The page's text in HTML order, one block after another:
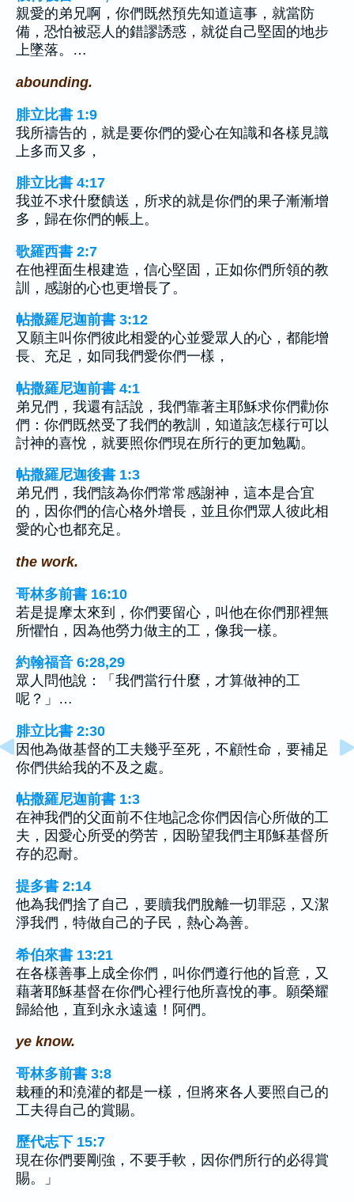
親愛的弟兄啊，你們既然預先知道這事，就當防
備，恐怕被惡人的錯謬誘惑，就從自己堅固的地步
上墜落。…
abounding.
腓立比書 1:9
我所禱告的，就是要你們的愛心在知識和各樣見識
上多而又多，
腓立比書 4:17
我並不求什麼饋送，所求的就是你們的果子漸漸增
多，歸在你們的帳上。
歌羅西書 2:7
在他裡面生根建造，信心堅固，正如你們所領的教
訓，感謝的心也更增長了。
帖撒羅尼迦前書 3:12
又願主叫你們彼此相愛的心並愛眾人的心，都能增
長、充足，如同我們愛你們一樣，
帖撒羅尼迦前書 4:1
弟兄們，我還有話說，我們靠著主耶穌求你們勸你
們：你們既然受了我們的教訓，知道該怎樣行可以
討神的喜悅，就要照你們現在所行的更加勉勵。
帖撒羅尼迦後書 1:3
弟兄們，我們該為你們常常感謝神，這本是合宜
的，因你們的信心格外增長，並且你們眾人彼此相
愛的心也都充足。
the work.
哥林多前書 16:10
若是提摩太來到，你們要留心，叫他在你們那裡無
所懼怕，因為他勞力做主的工，像我一樣。
約翰福音 6:28,29
眾人問他說：「我們當行什麼，才算做神的工
呢？」…
腓立比書 2:30
因他為做基督的工夫幾乎至死，不顧性命，要補足
你們供給我的不及之處。
帖撒羅尼迦前書 1:3
在神我們的父面前不住地記念你們因信心所做的工
夫，因愛心所受的勞苦，因盼望我們主耶穌基督所
存的忍耐。
提多書 2:14
他為我們捨了自己，要贖我們脫離一切罪惡，又潔
淨我們，特做自己的子民，熱心為善。
希伯來書 13:21
在各樣善事上成全你們，叫你們遵行他的旨意，又
藉著耶穌基督在你們心裡行他所喜悅的事。願榮耀
歸給他，直到永永遠遠！阿們。
ye know.
哥林多前書 3:8
栽種的和澆灌的都是一樣，但將來各人要照自己的
工夫得自己的賞賜。
歷代志下 15:7
現在你們要剛強，不要手軟，因你們所行的必得賞
賜。」